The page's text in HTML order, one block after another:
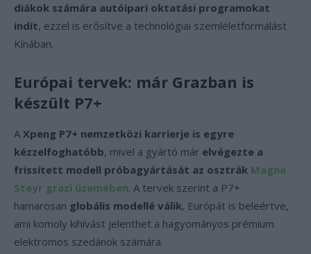
diákok számára autóipari oktatási programokat
indít, ezzel is erősítve a technológiai szemléletformálást
Kínában.
Európai tervek: már Grazban is
készült P7+
A Xpeng P7+ nemzetközi karrierje is egyre
kézzelfoghatóbb, mivel a gyártó már elvégezte a
frissített modell próbagyártását az osztrák Magna
Steyr grazi üzemében. A tervek szerint a P7+
hamarosan globális modellé válik, Európát is beleértve,
ami komoly kihívást jelenthet a hagyományos prémium
elektromos szedánok számára.